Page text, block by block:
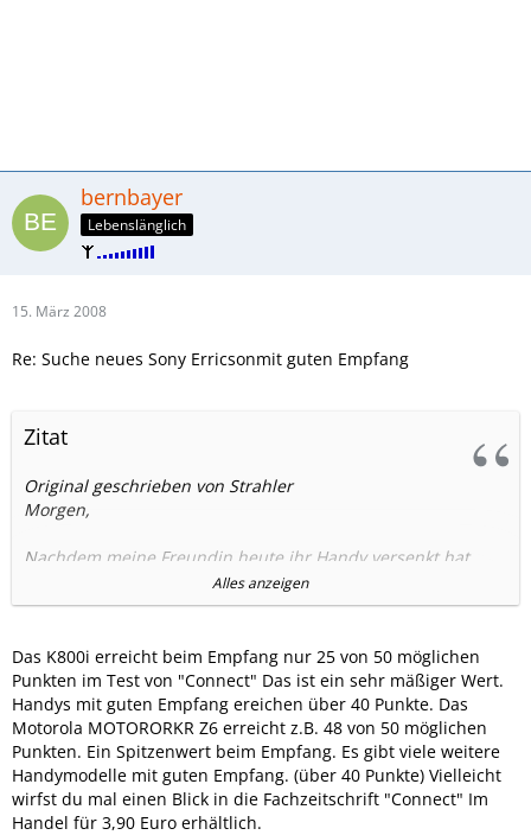
bernbayer
Lebenslänglich
15. März 2008
Re: Suche neues Sony Erricsonmit guten Empfang
Zitat
Original geschrieben von Strahler
Morgen,
Nachdem meine Freundin heute ihr Handy versenkt hat
Suche ich jetzt ein neues Handy für Sie.
Es sollte
1. einen Guten Empfang haben (sie wohnt in nen
schwachen Gebiet hat aber empfang von einen E-GSM O²
Sender)
2. mindestens 2 MPix Kamera
3. ne Musikfunktion
Preis bis 200€
Alles anzeigen
Das K800i erreicht beim Empfang nur 25 von 50 möglichen
Punkten im Test von "Connect" Das ist ein sehr mäßiger Wert.
Handys mit guten Empfang ereichen über 40 Punkte. Das
Motorola MOTORORKR Z6 erreicht z.B. 48 von 50 möglichen
Punkten. Ein Spitzenwert beim Empfang. Es gibt viele weitere
Handymodelle mit guten Empfang. (über 40 Punkte) Vielleicht
wirfst du mal einen Blick in die Fachzeitschrift "Connect" Im
Handel für 3,90 Euro erhältlich.